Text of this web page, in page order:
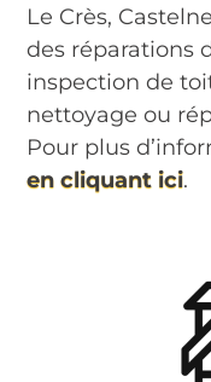
Le Crès,
des réparations
inspection de
nettoyage ou
Pour plus
en cliquant ici.